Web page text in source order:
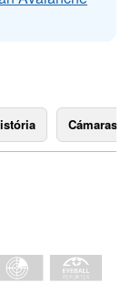
Cámaras